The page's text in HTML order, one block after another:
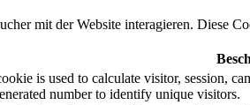
mit der Website interagieren. Diese
is used to calculate visitor, session,
number to identify unique visitors.